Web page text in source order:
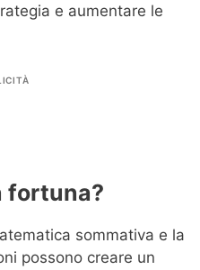
e aumentare le
fortuna?
sommativa e la
possono creare un